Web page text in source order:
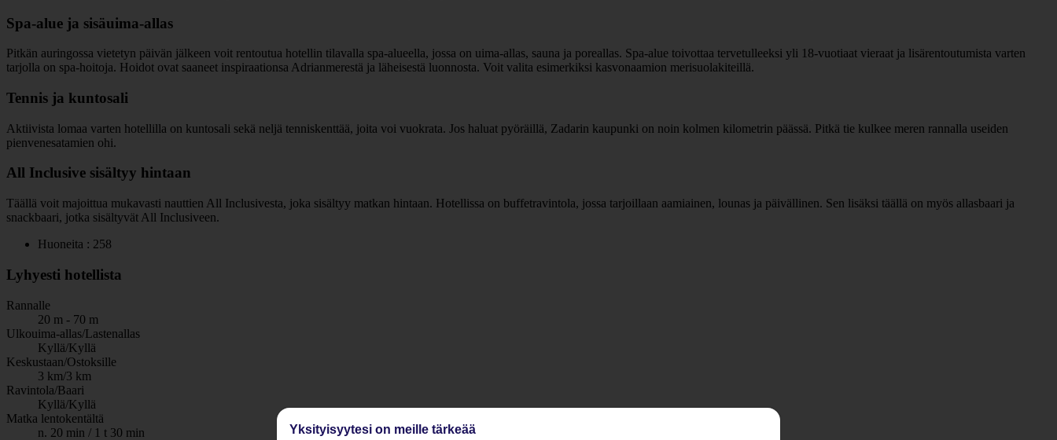
Spa-alue ja sisäuima-allas
Pitkän auringossa vietetyn päivän jälkeen voit rentoutua hotellin tilavalla spa-alueella, jossa on uima-allas, sauna ja poreallas. Spa-alue toivottaa tervetulleeksi yli 18-vuotiaat vieraat ja lisärentoutumista varten
tarjolla on spa-hoitoja. Hoidot ovat saaneet inspiraationsa Adrianmerestä ja läheisestä luonnosta. Voit valita esimerkiksi kasvonaamion merisuolakiteillä.
Tennis ja kuntosali
Aktiivista lomaa varten hotellilla on kuntosali sekä neljä tenniskenttää, joita voi vuokrata. Jos haluat pyöräillä, Zadarin kaupunki on noin kolmen kilometrin päässä. Pitkä tie kulkee meren rannalla useiden
pienvenesatamien ohi.
All Inclusive sisältyy hintaan
Täällä voit majoittua mukavasti nauttien All Inclusivesta, joka sisältyy matkan hintaan. Hotellissa on buffetravintola, jossa tarjoillaan aamiainen, lounas ja päivällinen. Sen lisäksi täällä on myös allasbaari ja
snackbaari, jotka sisältyvät All Inclusiveen.
Huoneita : 258
Lyhyesti hotellista
Rannalle
20 m - 70 m
Ulkouima-allas/Lastenallas
Kyllä/Kyllä
Keskustaan/Ostoksille
3 km/3 km
Ravintola/Baari
Kyllä/Kyllä
Matka lentokentältä
n. 20 min / 1 t 30 min
Yksityisyytesi on meille tärkeää